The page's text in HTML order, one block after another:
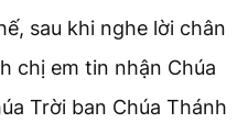
sau khi nghe lời chân
chị em tin nhận Chúa
Trời ban Chúa Thánh